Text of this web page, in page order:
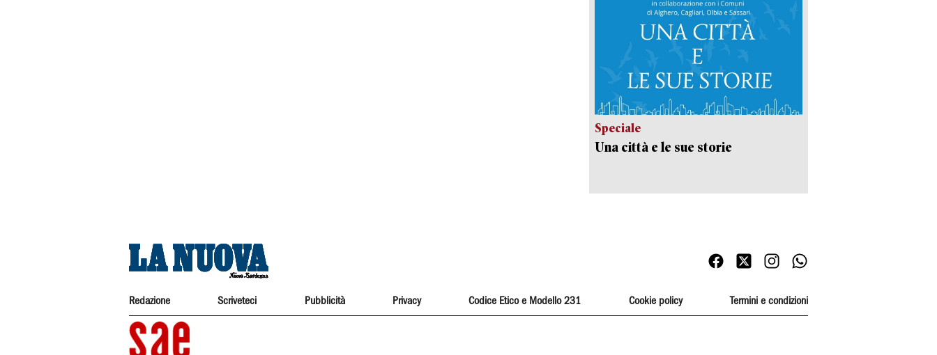
Speciale
Una città e le sue storie
Redazione Scriveteci Pubblicità Privacy Codice Etico e Modello 231 Cookie policy Termini e condizioni